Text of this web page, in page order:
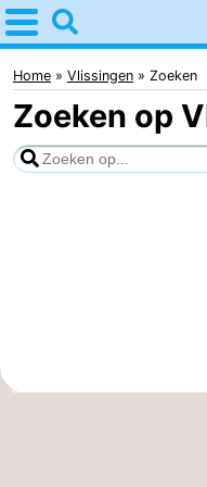
Home
Vlissingen
Tips
Voor
Home Vlissingen Zoeken
Zoeken op